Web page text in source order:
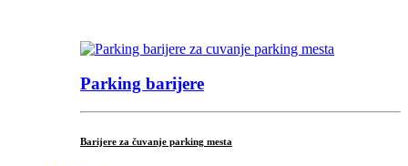
Parking barijere
Barijere za čuvanje parking mesta